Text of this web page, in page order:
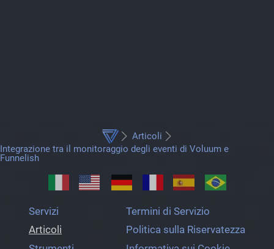
Articoli
Integrazione tra il monitoraggio degli eventi di Voluum e
Funnelish
Servizi
Articoli
Termini di Servizio
Politica sulla Riservatezza